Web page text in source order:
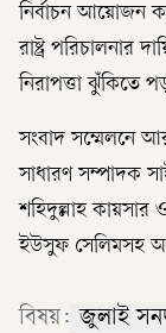
নির্বাচন আয়োজন
রাষ্ট্র পরিচালনার
নিরাপত্তা ঝুঁকিতে
সংবাদ সম্মেলনে
সাধারণ সম্পাদক
শহিদুল্লাহ কায়সার
ইউসুফ সেলিমসহ
বিষয়: জুলাই